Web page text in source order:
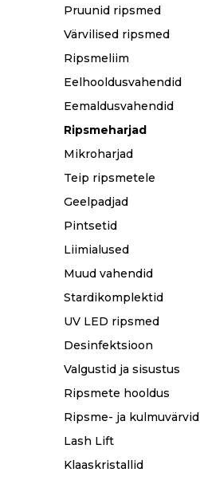
Pruunid ripsmed
Värvilised ripsmed
Ripsmeliim
Eelhooldusvahendid
Eemaldusvahendid
Ripsmeharjad
Mikroharjad
Teip ripsmetele
Geelpadjad
Pintsetid
Liimialused
Muud vahendid
Stardikomplektid
UV LED ripsmed
Desinfektsioon
Valgustid ja sisustus
Ripsmete hooldus
Ripsme- ja kulmuvärvid
Lash Lift
Klaaskristallid